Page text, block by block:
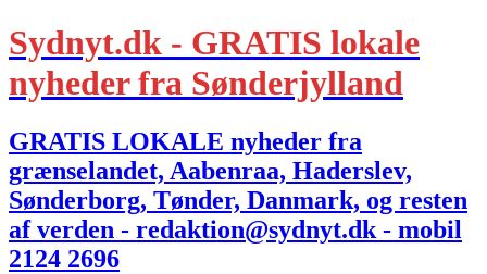
Sydnyt.dk - GRATIS lokale
nyheder fra Sønderjylland
GRATIS LOKALE nyheder fra
grænselandet, Aabenraa, Haderslev,
Sønderborg, Tønder, Danmark, og resten
af verden - redaktion@sydnyt.dk - mobil
2124 2696